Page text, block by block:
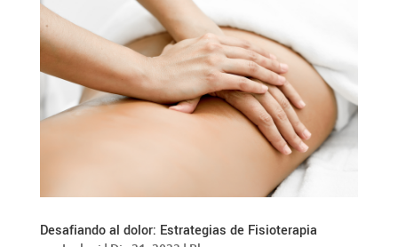
Desafiando al dolor: Estrategias de Fisioterapia